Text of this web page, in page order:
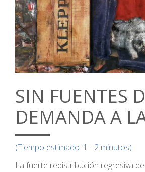
SIN FUENTES
DEMANDA A
(Tiempo estimado: 1 - 2 minutos)
La fuerte redistribución regresiva